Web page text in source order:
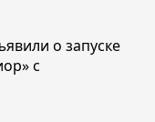
о запуске
с